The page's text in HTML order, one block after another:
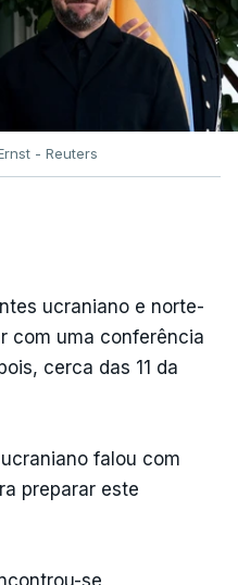
- Reuters
ucraniano e norte-
com uma conferência
cerca das 11 da
falou com
preparar este
se